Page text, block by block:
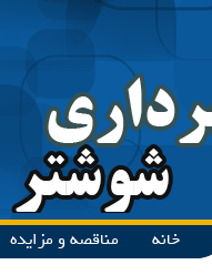
خانه مناقصه و مزایده